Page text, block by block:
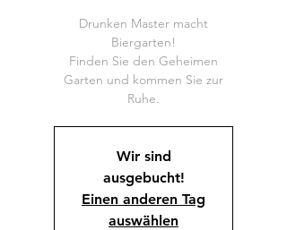
Drunken Master macht
Biergarten!
Finden Sie den Geheimen
Garten und kommen Sie zur
Ruhe.
Wir sind
ausgebucht!
Einen anderen Tag
auswählen